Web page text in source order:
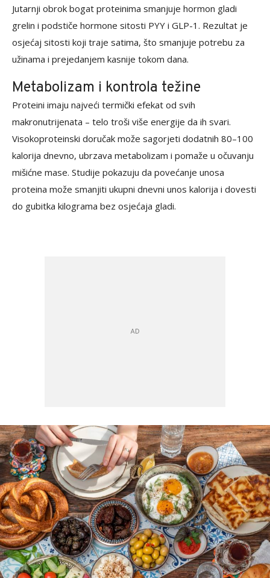
Jutarnji obrok bogat proteinima smanjuje hormon gladi
grelin i podstiče hormone sitosti PYY i GLP-1. Rezultat je
osjećaj sitosti koji traje satima, što smanjuje potrebu za
užinama i prejedanjem kasnije tokom dana.
Metabolizam i kontrola težine
Proteini imaju najveći termički efekat od svih
makronutrijenata – telo troši više energije da ih svari.
Visokoproteinski doručak može sagorjeti dodatnih 80–100
kalorija dnevno, ubrzava metabolizam i pomaže u očuvanju
mišićne mase. Studije pokazuju da povećanje unosa
proteina može smanjiti ukupni dnevni unos kalorija i dovesti
do gubitka kilograma bez osjećaja gladi.